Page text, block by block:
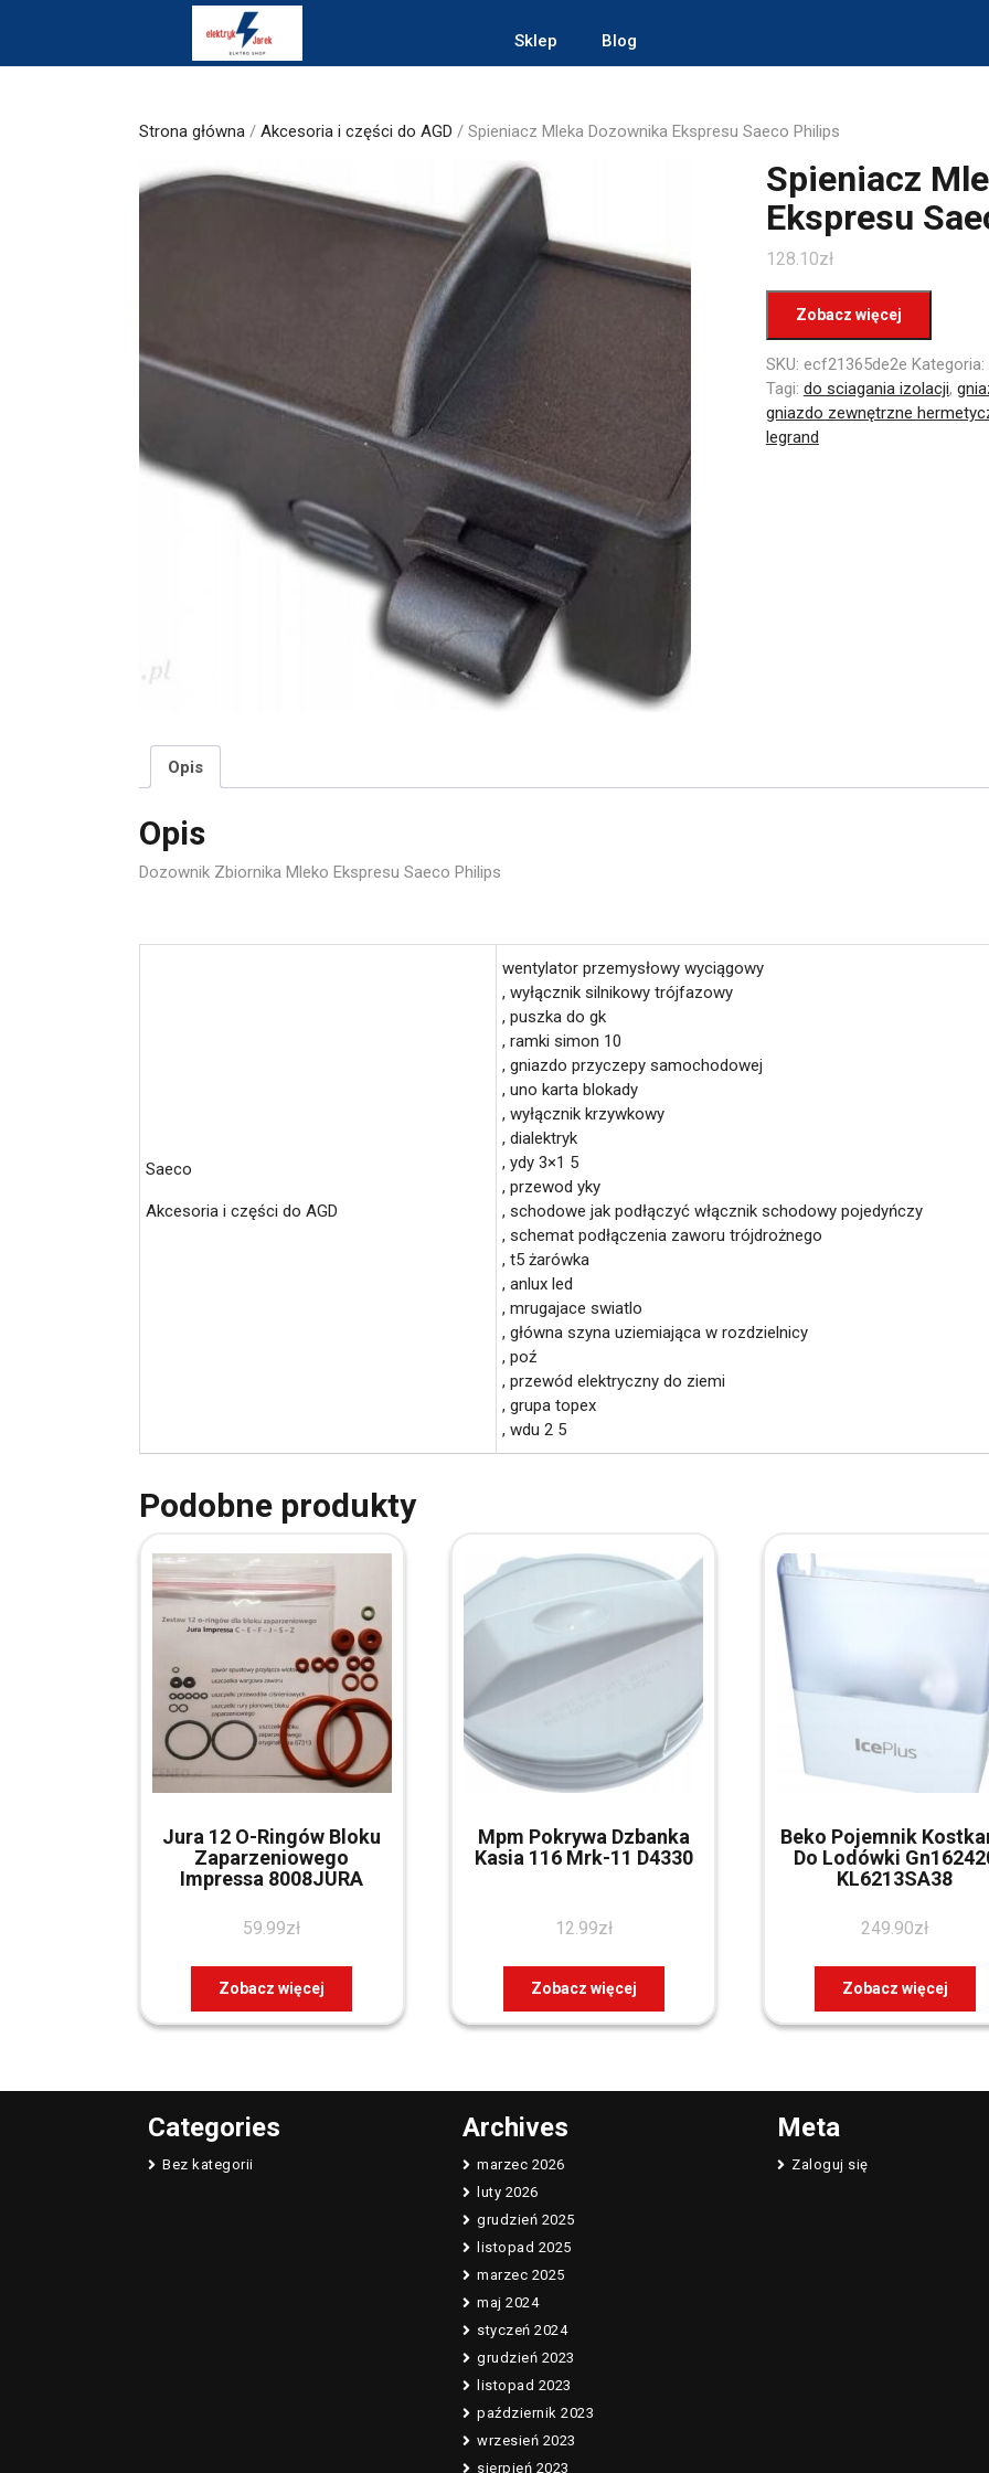
Sklep Blog
Strona główna / Akcesoria i części do AGD / Spieniacz Mleka Dozownika Ekspresu Saeco Philips
Spieniacz
Ekspresu
128.10zł
Zobacz więcej
SKU: ecf21365de2e Kategoria:
Tagi: do sciagania izolacji,
gniazdo zewnętrzne
legrand
Opis
Opis
Dozownik Zbiornika Mleko Ekspresu Saeco Philips
Saeco
Akcesoria i części do AGD
wentylator przemysłowy wyciągowy
, wyłącznik silnikowy trójfazowy
, puszka do gk
, ramki simon 10
, gniazdo przyczepy samochodowej
, uno karta blokady
, wyłącznik krzywkowy
, dialektryk
, ydy 3×1 5
, przewod yky
, schodowe jak podłączyć włącznik schodowy pojedyńczy
, schemat podłączenia zaworu trójdrożnego
, t5 żarówka
, anlux led
, mrugajace swiatlo
, główna szyna uziemiająca w rozdzielnicy
, poź
, przewód elektryczny do ziemi
, grupa topex
, wdu 2 5
Podobne produkty
Jura 12 O-Ringów Bloku
Zaparzeniowego
Impressa 8008JURA
59.99zł
Zobacz więcej
Mpm Pokrywa Dzbanka
Kasia 116 Mrk-11 D4330
12.99zł
Zobacz więcej
Beko Pojemnik
Do Lodówki
KL6213SA38
249.90zł
Zobacz więcej
Categories
Bez kategorii
Archives
marzec 2026
luty 2026
grudzień 2025
listopad 2025
marzec 2025
maj 2024
styczeń 2024
grudzień 2023
listopad 2023
październik 2023
wrzesień 2023
sierpień 2023
Meta
Zaloguj się